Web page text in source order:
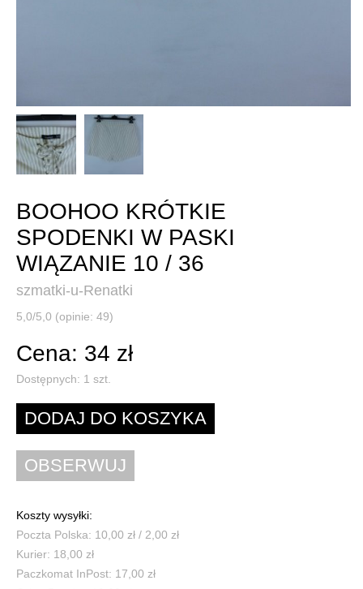
BOOHOO KRÓTKIE
SPODENKI W PASKI
WIĄZANIE 10 / 36
szmatki-u-Renatki
5,0/5,0 (opinie: 49)
Cena: 34 zł
Dostępnych: 1 szt.
Koszty wysyłki:
Poczta Polska: 10,00 zł / 2,00 zł
Kurier: 18,00 zł
Paczkomat InPost: 17,00 zł